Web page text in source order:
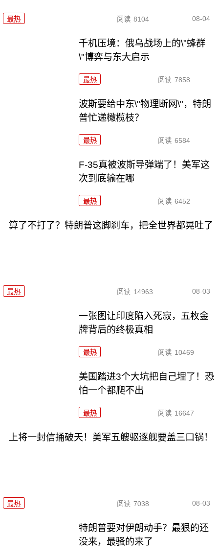
最热 阅读 8104 08-04
千机压境：俄乌战场上的\"蜂群
\"博弈与东大启示
最热 阅读 7858
波斯要给中东\"物理断网\"，特朗
普忙递橄榄枝？
最热 阅读 6584
F-35真被波斯导弹端了！美军这
次到底输在哪
最热 阅读 6452
算了不打了？特朗普这脚刹车，把全世界都晃吐了
最热 阅读 14963 08-03
一张图让印度陷入死寂，五枚金
牌背后的终极真相
最热 阅读 10469
美国踏进3个大坑把自己埋了！恐
怕一个都爬不出
最热 阅读 16647
上将一封信捅破天！美军五艘驱逐舰要盖三口锅！
最热 阅读 7038 08-03
特朗普要对伊朗动手？最狠的还
没来，最骚的来了